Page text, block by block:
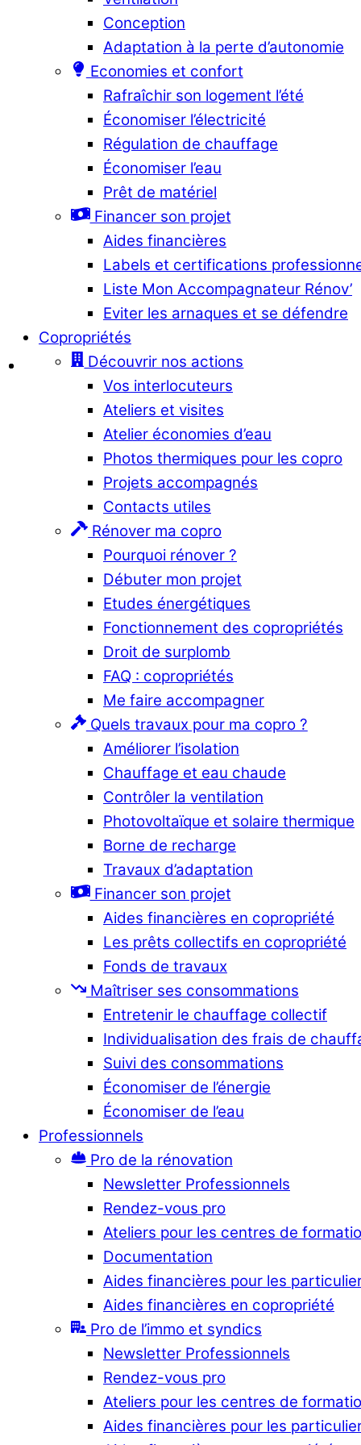
Conception
Adaptation à la perte d’autonomie
Economies et confort
Rafraîchir son logement l’été
Économiser l’électricité
Régulation de chauffage
Économiser l’eau
Prêt de matériel
Financer son projet
Aides financières
Labels et certifications
Liste Mon Accompagnateur Rénov’
Eviter les arnaques et se défendre
Copropriétés
Découvrir nos actions
Vos interlocuteurs
Ateliers et visites
Atelier économies d’eau
Photos thermiques pour les copro
Projets accompagnés
Contacts utiles
Rénover ma copro
Pourquoi rénover ?
Débuter mon projet
Etudes énergétiques
Fonctionnement des copropriétés
Droit de surplomb
FAQ : copropriétés
Me faire accompagner
Quels travaux pour ma copro ?
Améliorer l’isolation
Chauffage et eau chaude
Contrôler la ventilation
Photovoltaïque et solaire thermique
Borne de recharge
Travaux d’adaptation
Financer son projet
Aides financières en copropriété
Les prêts collectifs en copropriété
Fonds de travaux
Maîtriser ses consommations
Entretenir le chauffage collectif
Individualisation des frais de
Suivi des consommations
Économiser de l’énergie
Économiser de l’eau
Professionnels
Pro de la rénovation
Newsletter Professionnels
Rendez-vous pro
Ateliers pour les centres de
Documentation
Aides financières pour les
Aides financières en copropriété
Pro de l’immo et syndics
Newsletter Professionnels
Rendez-vous pro
Ateliers pour les centres de
Aides financières pour les